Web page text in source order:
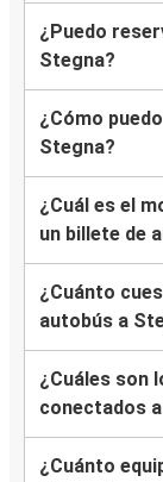
¿Puedo
Stegna?
¿Cómo
Stegna?
¿Cuál es el
un billete de
¿Cuánto
autobús a
¿Cuáles son
conectados
¿Cuánto